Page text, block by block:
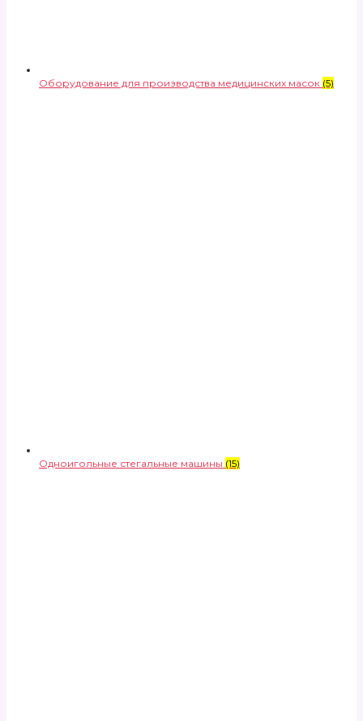
Оборудование для производства медицинских масок (5)
Одноигольные стегальные машины (15)